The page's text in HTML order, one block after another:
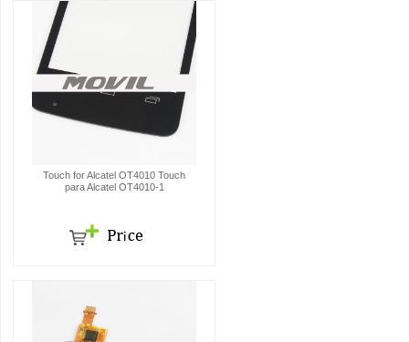
Touch for Alcatel OT4010 Touch
para Alcatel OT4010-1